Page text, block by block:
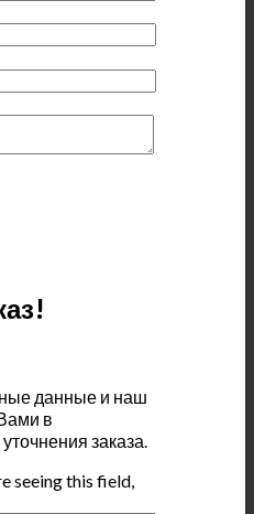
данные и наш
в
заказа.
seeing this field,